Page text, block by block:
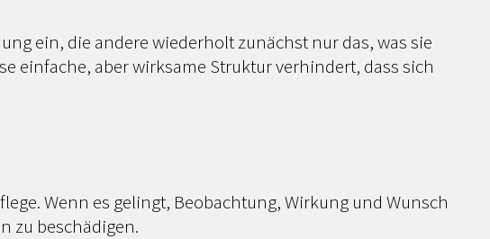
ein, die andere wiederholt zunächst nur das, was sie
einfache, aber wirksame Struktur verhindert, dass sich
Wenn es gelingt, Beobachtung, Wirkung und Wunsch
zu beschädigen.